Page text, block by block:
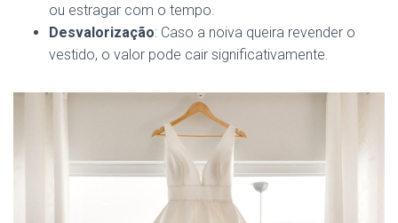
ou estragar com o tempo.
Desvalorização: Caso a noiva queira revender o
vestido, o valor pode cair significativamente.